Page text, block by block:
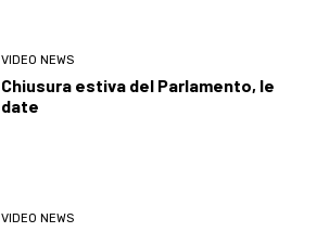
VIDEO NEWS
Chiusura estiva del Parlamento, le
date
VIDEO NEWS